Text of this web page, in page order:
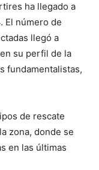
ha llegado a
El número de
llegó a
su perfil de la
fundamentalistas,
de rescate
zona, donde se
en las últimas